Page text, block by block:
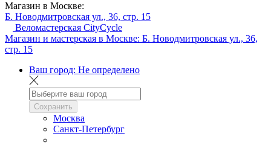
Магазин в Москве:
Б. Новодмитровская ул., 36, стр. 15
Веломастерская CityCycle
Магазин и мастерская в Москве: Б. Новодмитровская ул., 36,
стр. 15
Ваш город: Не определено
Сохранить
Москва
Санкт-Петербург